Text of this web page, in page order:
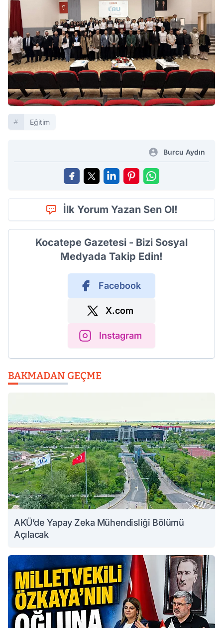
Eğitim
Burcu Aydın
İlk Yorum Yazan Sen Ol!
Kocatepe Gazetesi - Bizi Sosyal
Medyada Takip Edin!
Facebook
X.com
Instagram
BAKMADAN GEÇME
AKÜ’de Yapay Zeka Mühendisliği Bölümü
Açılacak